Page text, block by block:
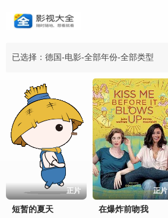
已选择：德国-电影-全部年份-全部类型
正片
短暂的夏天
正片
在爆炸前吻我